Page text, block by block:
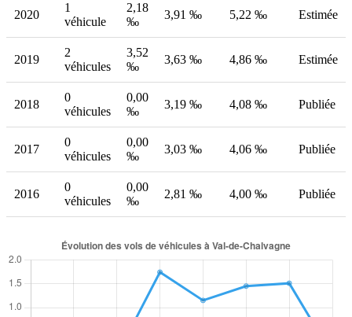
2020
1
véhicule
2,18
‰
3,91 ‰ 5,22 ‰ Estimée
2019
2
véhicules
3,52
‰
3,63 ‰ 4,86 ‰ Estimée
2018
0
véhicules
0,00
‰
3,19 ‰ 4,08 ‰ Publiée
2017
0
véhicules
0,00
‰
3,03 ‰ 4,06 ‰ Publiée
2016
0
véhicules
0,00
‰
2,81 ‰ 4,00 ‰ Publiée